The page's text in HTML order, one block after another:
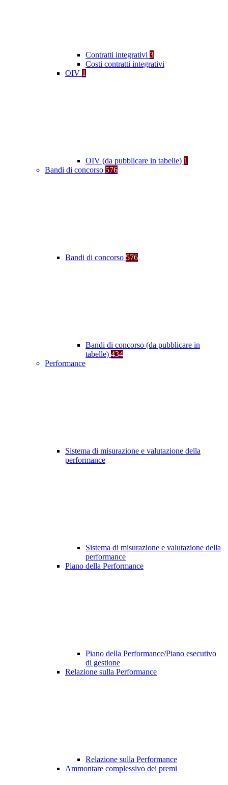
Contratti integrativi 3
Costi contratti integrativi
OIV 1
OIV (da pubblicare in tabelle) 1
Bandi di concorso 576
Bandi di concorso 576
Bandi di concorso (da pubblicare in
tabelle) 434
Performance
Sistema di misurazione e valutazione della
performance
Sistema di misurazione e valutazione della
performance
Piano della Performance
Piano della Performance/Piano esecutivo
di gestione
Relazione sulla Performance
Relazione sulla Performance
Ammontare complessivo dei premi